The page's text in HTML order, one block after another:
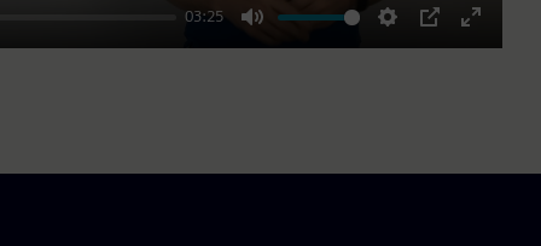
03:25
Mute Settings
PIP
Enter